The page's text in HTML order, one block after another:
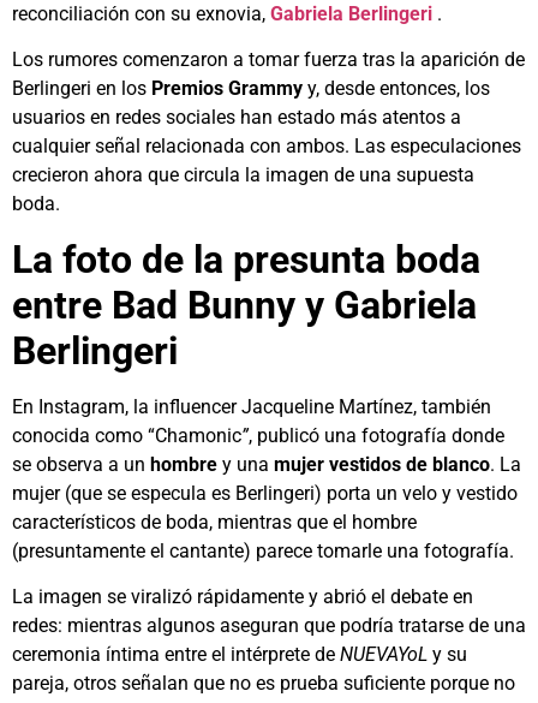
reconciliación con su exnovia, Gabriela Berlingeri .
Los rumores comenzaron a tomar fuerza tras la aparición de
Berlingeri en los Premios Grammy y, desde entonces, los
usuarios en redes sociales han estado más atentos a
cualquier señal relacionada con ambos. Las especulaciones
crecieron ahora que circula la imagen de una supuesta
boda.
La foto de la presunta boda
entre Bad Bunny y Gabriela
Berlingeri
En Instagram, la influencer Jacqueline Martínez, también
conocida como “Chamonic”, publicó una fotografía donde
se observa a un hombre y una mujer vestidos de blanco. La
mujer (que se especula es Berlingeri) porta un velo y vestido
característicos de boda, mientras que el hombre
(presuntamente el cantante) parece tomarle una fotografía.
La imagen se viralizó rápidamente y abrió el debate en
redes: mientras algunos aseguran que podría tratarse de una
ceremonia íntima entre el intérprete de NUEVAYoL y su
pareja, otros señalan que no es prueba suficiente porque no